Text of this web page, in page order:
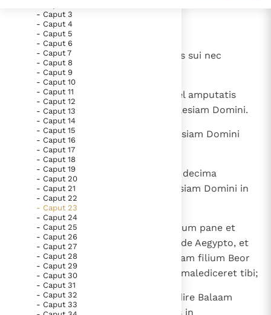
Documenten
Thema’s
Berichten
Denzinger
Over ons
Gebruiksvoorwaarden
Nieuwste Documenten
5. Het gebed van de Kerk
In Christus wordt onze honger vervuld
Leer de kostbare parel van Gods koninkrijk te
herkennen
Gods Koninkrijk groeit stilletjes door liefde, niet door
dwang
De mystiek. De mystieke verschijnselen en de
heiligheid
Berichten
Het Vaticaan publiceert een nieuwe Latijnse uitgave
van het Romeins martyrologium
Vaticaanse financiële waakhond verliest autonomie
Paus spreekt het Wereldvoedselprogramma toe
- Caput 3
- Caput 4
- Caput 5
- Caput 6
- Caput 7
- Caput 8
- Caput 9
- Caput 10
- Caput 11
- Caput 12
- Caput 13
- Caput 14
- Caput 15
- Caput 16
- Caput 17
- Caput 18
- Caput 19
- Caput 20
- Caput 21
- Caput 22
- Caput 23
- Caput 24
- Caput 25
- Caput 26
- Caput 27
- Caput 28
- Caput 29
- Caput 30
- Caput 31
- Caput 32
- Caput 33
- Caput 23
Non accipiet homo uxorem patris sui nec
revelabit operi mentum eius.
Non intrabit eunuchus, attritis vel amputatis
testiculis et absciso veretro, ecclesiam Domini.
Non ingredietur mamzer in ecclesiam Domini
neque decima generatione.
Ammonites et Moabites etiam in decima
generatione non intrabunt ecclesiam Domini in
aeternum,
quia noluerunt vobis occurrere cum pane et
aqua in via, quando egressi estis de Aegypto, et
quia conduxerunt contra te Balaam filium Beor
de Phethor in Aramnaharaim, ut malediceret tibi;
et noluit Dominus Deus tuus audire Balaam
vertitque tibi maledictionem eius in